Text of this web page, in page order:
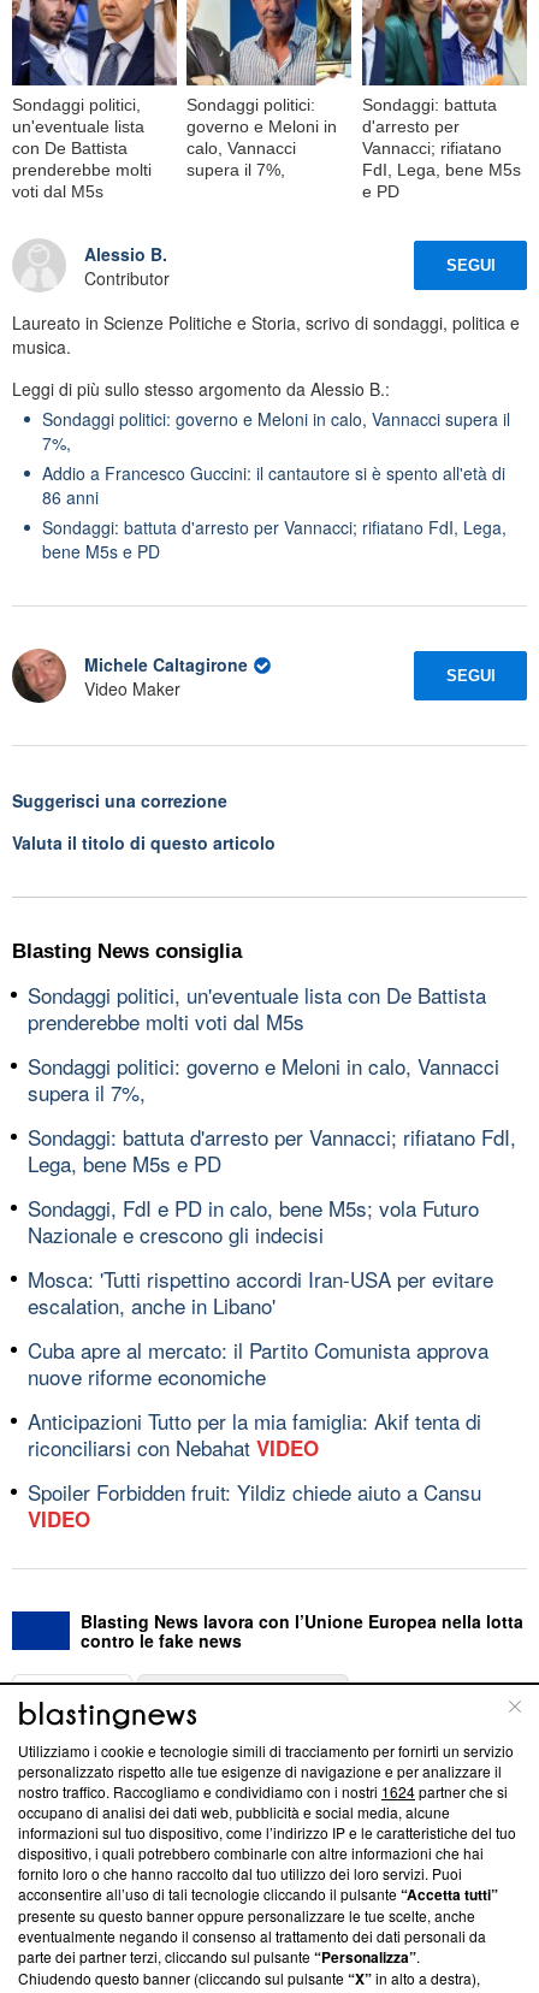
Sondaggi politici,
un'eventuale lista
con De Battista
prenderebbe molti
voti dal M5s
Sondaggi politici:
governo e Meloni in
calo, Vannacci
supera il 7%,
Sondaggi: battuta
d'arresto per
Vannacci; rifiatano
FdI, Lega, bene M5s
e PD
Alessio B.
Contributor
SEGUI
Laureato in Scienze Politiche e Storia, scrivo di sondaggi, politica e
musica.
Leggi di più sullo stesso argomento da Alessio B.:
Sondaggi politici: governo e Meloni in calo, Vannacci supera il
7%,
Addio a Francesco Guccini: il cantautore si è spento all'età di
86 anni
Sondaggi: battuta d'arresto per Vannacci; rifiatano FdI, Lega,
bene M5s e PD
Michele Caltagirone
Video Maker
SEGUI
Suggerisci una correzione
Valuta il titolo di questo articolo
Blasting News consiglia
Sondaggi politici, un'eventuale lista con De Battista
prenderebbe molti voti dal M5s
Sondaggi politici: governo e Meloni in calo, Vannacci
supera il 7%,
Sondaggi: battuta d'arresto per Vannacci; rifiatano FdI,
Lega, bene M5s e PD
Sondaggi, FdI e PD in calo, bene M5s; vola Futuro
Nazionale e crescono gli indecisi
Mosca: 'Tutti rispettino accordi Iran-USA per evitare
escalation, anche in Libano'
Cuba apre al mercato: il Partito Comunista approva
nuove riforme economiche
Anticipazioni Tutto per la mia famiglia: Akif tenta di
riconciliarsi con Nebahat VIDEO
Spoiler Forbidden fruit: Yildiz chiede aiuto a Cansu
VIDEO
Blasting News lavora con l’Unione Europea nella lotta
contro le fake news
ABOUT
Questa sezione offre informazioni trasparenti su Blasting
News, sui nostri processi editoriali e su come ci impegniamo a
creare news di qualità. Inoltre, afferma la nostra aderenza a
‘Trust Project - News with Integrity’Blasting News non è
ancora membro del programma, ma ha richiesto di farne
parte; Trust Project non ha ancora effettuato una verifica di
conformità agli standard.
Su di noi
Utilizziamo i cookie e tecnologie simili di tracciamento per fornirti un servizio
personalizzato rispetto alle tue esigenze di navigazione e per analizzare il
nostro traffico. Raccogliamo e condividiamo con i nostri 1624partner che si
occupano di analisi dei dati web, pubblicità e social media, alcune
informazioni sul tuo dispositivo, come l’indirizzo IP e le caratteristiche del tuo
dispositivo, i quali potrebbero combinarle con altre informazioni che hai
fornito loro o che hanno raccolto dal tuo utilizzo dei loro servizi. Puoi
acconsentire all’uso di tali tecnologie cliccando il pulsante“Accetta tutti”
presente su questo banner oppure personalizzare le tue scelte, anche
eventualmente negando il consenso al trattamento dei dati personali da
parte dei partner terzi, cliccando sul pulsante“Personalizza”.
Chiudendo questo banner (cliccando sul pulsante“X”in alto a destra),